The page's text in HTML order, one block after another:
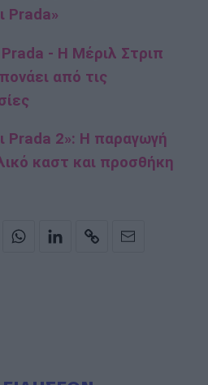
Prada»
- H Μέριλ Στριπ
από τις
Prada 2»: Η παραγωγή
καστ και προσθήκη